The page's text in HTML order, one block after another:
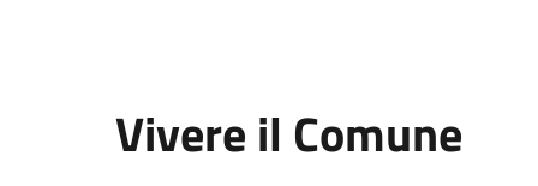
Vivere il Comune